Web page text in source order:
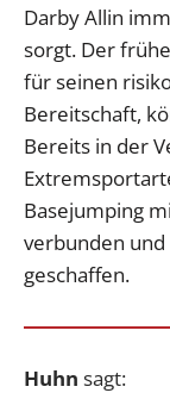
Darby Allin
sorgt. Der
für seinen
Bereitschaft,
Bereits in der
Basejumping
verbunden
geschaffen.
Huhn sagt: